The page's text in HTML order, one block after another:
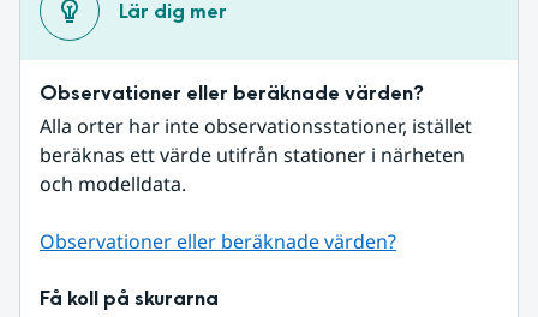
Lär dig mer
Observationer eller beräknade värden?
Alla orter har inte observationsstationer, istället
beräknas ett värde utifrån stationer i närheten
och modelldata.
Observationer eller beräknade värden?
Få koll på skurarna